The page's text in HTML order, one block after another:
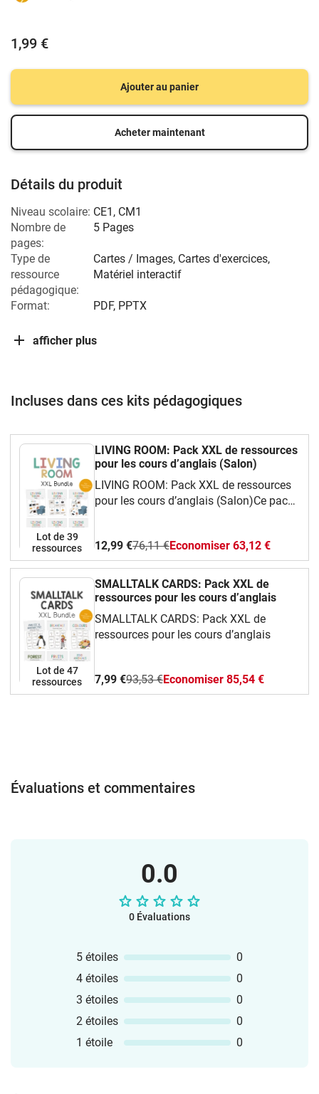
1,99 €
Ajouter au panier
Acheter maintenant
Détails du produit
Niveau scolaire: CE1 , CM1
Nombre de
pages:
5 Pages
Type de
ressource
pédagogique:
Cartes / Images, Cartes d'exercices,
Matériel interactif
Format: PDF, PPTX
afficher plus
Incluses dans ces kits pédagogiques
Lot de 39
ressources
LIVING ROOM: Pack XXL de ressources
pour les cours d’anglais (Salon)
LIVING ROOM: Pack XXL de ressources
pour les cours d’anglais (Salon)Ce pack
utiliser en classe d’anglais.Tu y
trouveras :Des cartes de vocabulaire
illustrées (flashcards) pour apprendre les
mots essentiels,Des jeux amusants :
Who has…?,Des fiches d’activités
différenciées, pour tous les niveaux,Des
découper pour des activités manuelles et
créatives.Ce pack permet de travailler :Le
de l’Éducation nationale.Tous les
besoins. Amuse-toi bien avec ce matériel
en classe !L’équipe vlamingo
12,99 €76,11 €Economiser 63,12 €
Lot de 47
ressources
SMALLTALK CARDS: Pack XXL de
ressources pour les cours d’anglais
SMALLTALK CARDS: Pack XXL de
ressources pour les cours d’anglais
7,99 €93,53 €Economiser 85,54 €
Évaluations et commentaires
0.0
0 Évaluations
5 étoiles
0
4 étoiles
0
3 étoiles
0
2 étoiles
0
1 étoile
0